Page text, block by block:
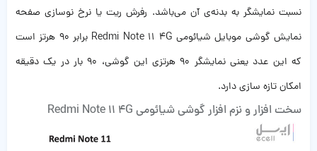
نسبت نمایشگر به بدنه‌ی آن می‌باشد. رفرش ریت یا نرخ نوسازی صفحه
نمایش گوشی موبایل شیائومی Redmi Note 11 4G برابر ۹۰ هرتز است
که این عدد یعنی نمایشگر ۹۰ هرتزی این گوشی، ۹۰ بار در یک دقیقه
امکان تازه سازی دارد.
سخت افزار و نزم افزار گوشی شیائومی Redmi Note 11 4G